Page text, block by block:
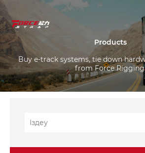
Products
Buy e-track systems, tie down
from Force